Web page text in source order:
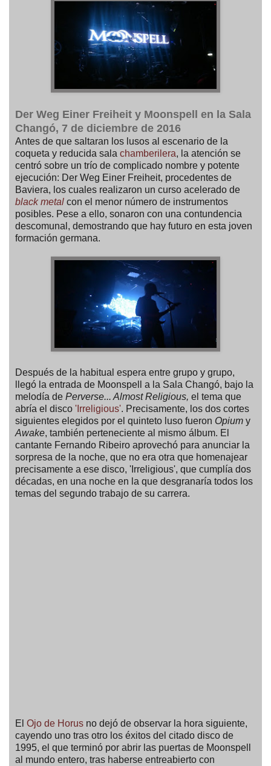
Der Weg Einer Freiheit y Moonspell en la Sala
Changó, 7 de diciembre de 2016
Antes de que saltaran los lusos al escenario de la
coqueta y reducida sala chamberilera, la atención se
centró sobre un trío de complicado nombre y potente
ejecución: Der Weg Einer Freiheit, procedentes de
Baviera, los cuales realizaron un curso acelerado de
black metal con el menor número de instrumentos
posibles. Pese a ello, sonaron con una contundencia
descomunal, demostrando que hay futuro en esta joven
formación germana.
Después de la habitual espera entre grupo y grupo,
llegó la entrada de Moonspell a la Sala Changó, bajo la
melodía de Perverse... Almost Religious, el tema que
abría el disco 'Irreligious'. Precisamente, los dos cortes
siguientes elegidos por el quinteto luso fueron Opium y
Awake, también perteneciente al mismo álbum. El
cantante Fernando Ribeiro aprovechó para anunciar la
sorpresa de la noche, que no era otra que homenajear
precisamente a ese disco, 'Irreligious', que cumplía dos
décadas, en una noche en la que desgranaría todos los
temas del segundo trabajo de su carrera.
El Ojo de Horus no dejó de observar la hora siguiente,
cayendo uno tras otro los éxitos del citado disco de
1995, el que terminó por abrir las puertas de Moonspell
al mundo entero, tras haberse entreabierto con